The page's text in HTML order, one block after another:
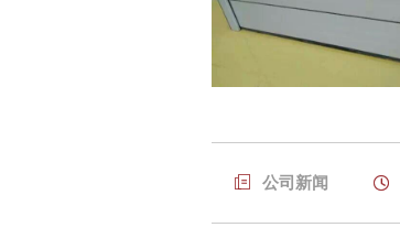
 公司新闻 